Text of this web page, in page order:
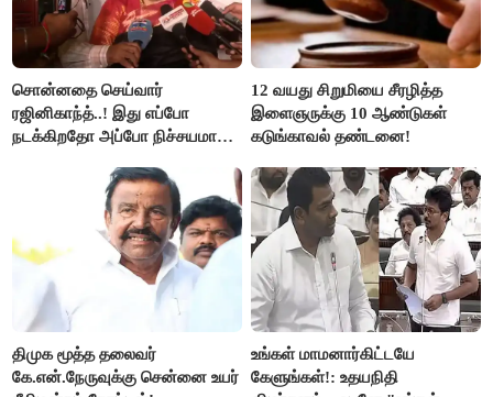
சொன்னதை செய்வார்
ரஜினிகாந்த்..! இது எப்போ
நடக்கிறதோ அப்போ நிச்சயமாக
ரஜினிகாந்த்..!
12 வயது சிறுமியை சீரழித்த
இளைஞருக்கு 10 ஆண்டுகள்
கடுங்காவல் தண்டனை!
திமுக மூத்த தலைவர்
கே.என்.நேருவுக்கு சென்னை உயர்
உங்கள் மாமனார்கிட்டயே
கேளுங்கள்!: உதயநிதி